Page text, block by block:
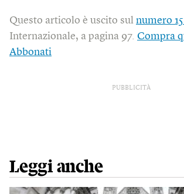
Questo articolo è uscito sul numero
Internazionale, a pagina 97. Compra
Abbonati
PUBBLICITÀ
Leggi anche